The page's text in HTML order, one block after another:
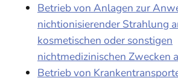
Betrieb von Anlagen zur
nichtionisierender Strahlung
kosmetischen oder sonstigen
nichtmedizinischen Zwecken
Betrieb von